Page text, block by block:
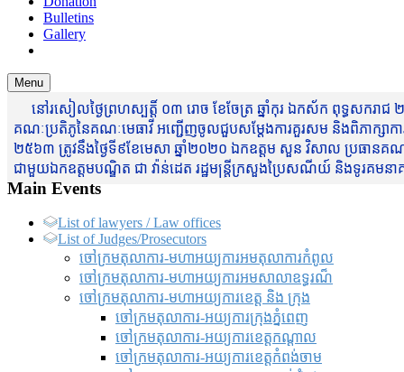
Bulletins
Gallery
Menu
នៅរសៀលថ្ងៃព្រហស្បត្តិ៍ ០៣ រោច ខែចែត្រ ឆ្នាំកុរ ឯកស័ក ពុទ្ធសករាជ
គណៈប្រតិភូនៃគណៈមេធាវី អញ្ជើញចូលជួបសម្តែងការគួរសម និងពិភាក្សាកា
២៥៦៣ ត្រូវនឹងថ្ងៃទី៩ខែមេសា ឆ្នាំ២០២០ ឯកឧត្តម សួន វិសាល ប្រធានគណ
ជាមួយឯកឧត្តមបណ្ឌិត ជា វ៉ាន់ដេត រដ្ឋមន្រ្តីក្រសួងប្រៃសណីយ៍ និងទូរគ
Main Events
List of lawyers / Law offices
List of Judges/Prosecutors
ចៅក្រមតុលាការ-មហាអយ្យការអមតុលាការកំពូល
ចៅក្រមតុលាការ-មហាអយ្យការអមសាលាឧទ្ធរណ៏
ចៅក្រមតុលាការ-មហាអយ្យការខេត្ត និង ក្រុង
ចៅក្រមតុលាការ-អយ្យការក្រុងភ្នំពេញ
ចៅក្រមតុលាការ-អយ្យការខេត្តកណ្តាល
ចៅក្រមតុលាការ-អយ្យការខេត្តកំពង់ចាម